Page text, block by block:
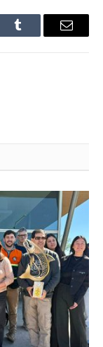
Tumblr Email